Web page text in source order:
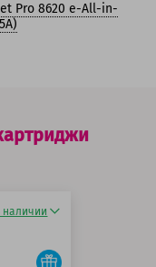
Pro 8620 e-All-in-
наличии